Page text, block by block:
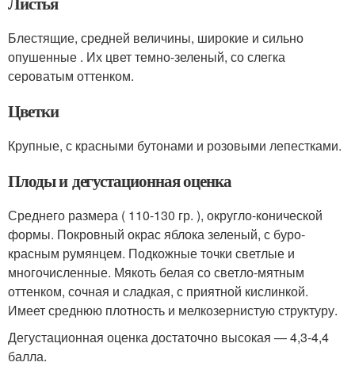
Блестящие, средней величины, широкие и сильно
опушенные . Их цвет темно-зеленый, со слегка
сероватым оттенком.
Цветки
Крупные, с красными бутонами и розовыми лепестками.
Плоды и дегустационная оценка
Среднего размера ( 110-130 гр. ), округло-конической
формы. Покровный окрас яблока зеленый, с буро-
красным румянцем. Подкожные точки светлые и
многочисленные. Мякоть белая со светло-мятным
оттенком, сочная и сладкая, с приятной кислинкой.
Имеет среднюю плотность и мелкозернистую структуру.
Дегустационная оценка достаточно высокая — 4,3-4,4
балла.